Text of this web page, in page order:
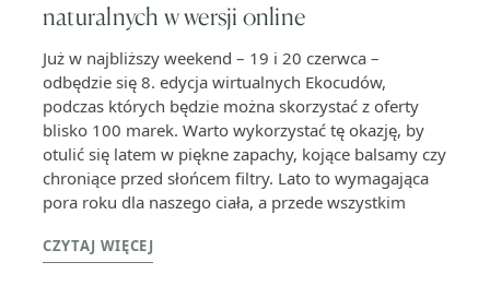
naturalnych w wersji online
Już w najbliższy weekend – 19 i 20 czerwca –
odbędzie się 8. edycja wirtualnych Ekocudów,
podczas których będzie można skorzystać z oferty
blisko 100 marek. Warto wykorzystać tę okazję, by
otulić się latem w piękne zapachy, kojące balsamy czy
chroniące przed słońcem filtry. Lato to wymagająca
pora roku dla naszego ciała, a przede wszystkim
CZYTAJ WIĘCEJ